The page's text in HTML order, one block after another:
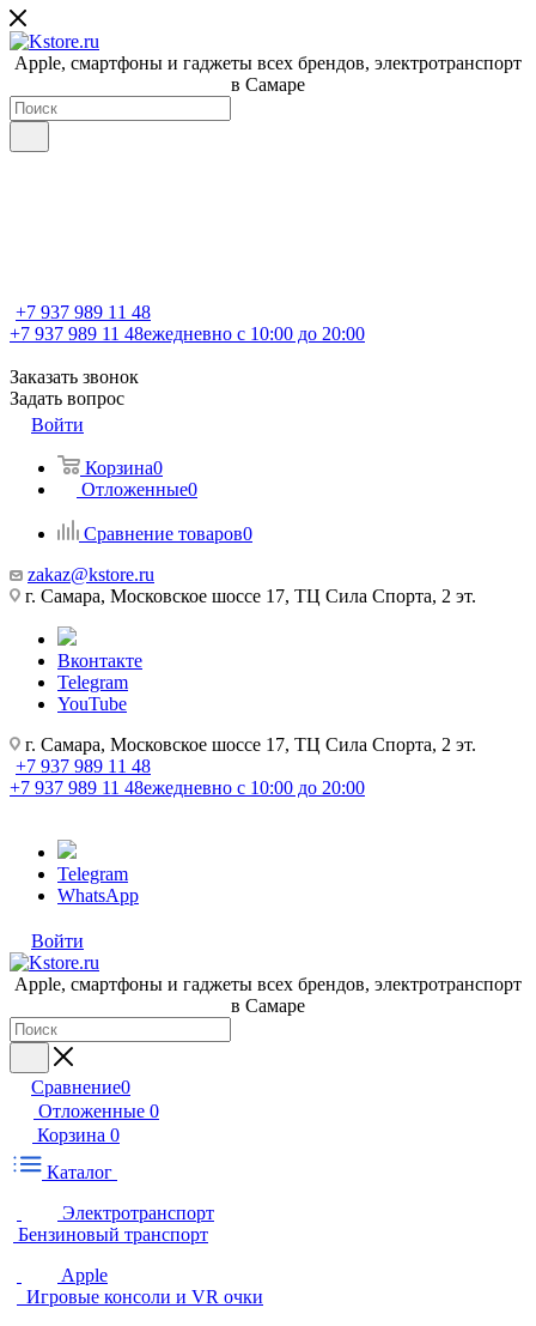
Apple, cмартфоны и гаджеты всех брендов, электротранспорт
в Самаре
+7 937 989 11 48
+7 937 989 11 48ежедневно с 10:00 до 20:00
Заказать звонок
Задать вопрос
Войти
Корзина0
Отложенные0
Сравнение товаров0
zakaz@kstore.ru
г. Самара, Московское шоссе 17, ТЦ Сила Спорта, 2 эт.
Вконтакте
Telegram
YouTube
г. Самара, Московское шоссе 17, ТЦ Сила Спорта, 2 эт.
+7 937 989 11 48
+7 937 989 11 48ежедневно с 10:00 до 20:00
Telegram
WhatsApp
Войти
Apple, cмартфоны и гаджеты всех брендов, электротранспорт
в Самаре
Сравнение0
Отложенные 0
Корзина 0
Каталог
Электротранспорт
Бензиновый транспорт
Apple
Игровые консоли и VR очки